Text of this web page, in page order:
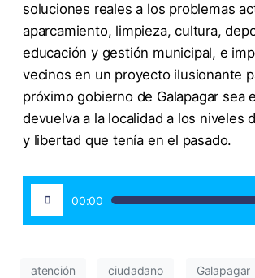
soluciones reales a los problemas
aparcamiento, limpieza, cultura,
educación y gestión municipal, e
vecinos en un proyecto ilusionante
próximo gobierno de Galapagar sea
devuelva a la localidad a los niveles
y libertad que tenía en el pasado.
Reproductor
de
00:00
atención ciudadano Galapagar